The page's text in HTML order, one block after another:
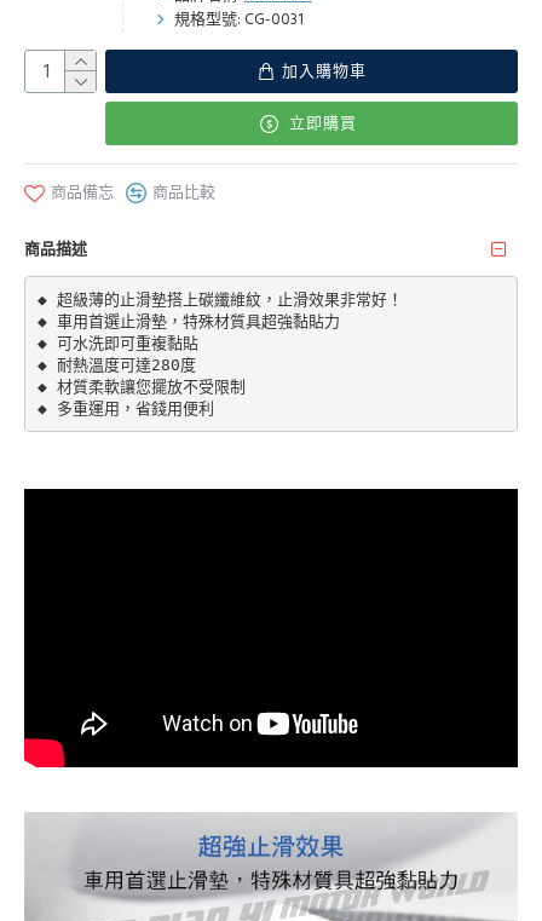
規格型號: CG-0031
加入購物車
立即購買
商品備忘 商品比較
商品描述
◆ 超級薄的止滑墊搭上碳纖維紋，止滑效果非常好！
◆ 車用首選止滑墊，特殊材質具超強黏貼力
◆ 可水洗即可重複黏貼
◆ 耐熱溫度可達280度
◆ 材質柔軟讓您擺放不受限制
◆ 多重運用，省錢用便利